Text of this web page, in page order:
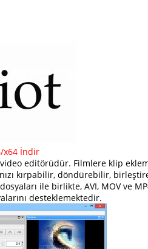
x64 İndir
editörüdür. Filmlere klip
kırpabilir, döndürebilir,
ile birlikte, AVI, MOV ve
desteklemektedir.